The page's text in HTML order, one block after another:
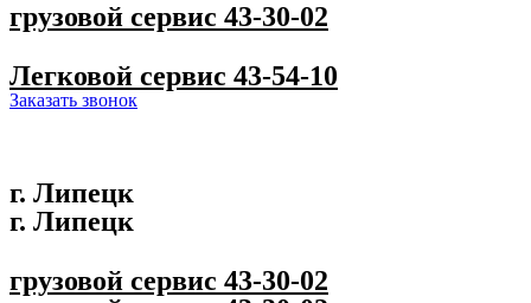
грузовой сервис 43-30-02
Легковой сервис 43-54-10
Заказать звонок
г. Липецк
г. Липецк
грузовой сервис 43-30-02